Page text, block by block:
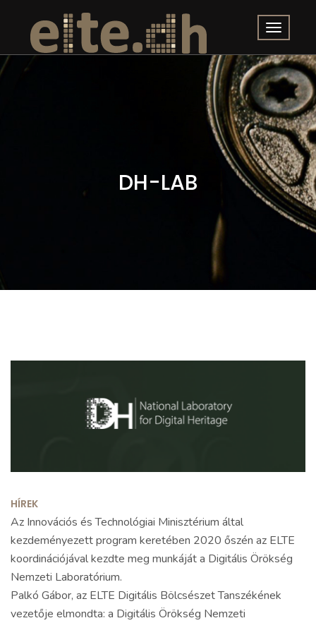
DH-LAB
HÍREK
Az Innovációs és Technológiai Minisztérium által
kezdeményezett program keretében 2020 őszén az ELTE
koordinációjával kezdte meg munkáját a Digitális Örökség
Nemzeti Laboratórium.
Palkó Gábor, az ELTE Digitális Bölcsészet Tanszékének
vezetője elmondta: a Digitális Örökség Nemzeti